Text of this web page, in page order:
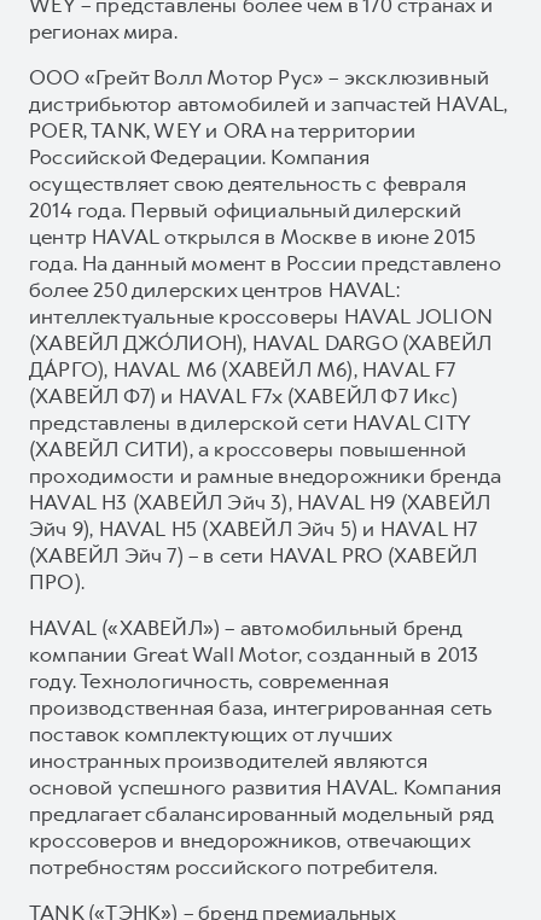
регионах мира.
ООО «Грейт Волл Мотор Рус» – эксклюзивный
дистрибьютор автомобилей и запчастей HAVAL,
POER, TANK, WEY и ORA на территории
Российской Федерации. Компания
осуществляет свою деятельность с февраля
2014 года. Первый официальный дилерский
центр HAVAL открылся в Москве в июне 2015
года. На данный момент в России представлено
более 250 дилерских центров HAVAL:
интеллектуальные кроссоверы HAVAL JOLION
(ХАВЕЙЛ ДЖО́ЛИОН), HAVAL DARGO (ХАВЕЙЛ
ДА́РГО), HAVAL М6 (ХАВЕЙЛ M6), HAVAL F7
(ХАВЕЙЛ Ф7) и HAVAL F7x (ХАВЕЙЛ Ф7 Икс)
представлены в дилерской сети HAVAL CITY
(ХАВЕЙЛ СИТИ), а кроссоверы повышенной
проходимости и рамные внедорожники бренда
HAVAL H3 (ХАВЕЙЛ Эйч 3), HAVAL H9 (ХАВЕЙЛ
Эйч 9), HAVAL H5 (ХАВЕЙЛ Эйч 5) и HAVAL H7
(ХАВЕЙЛ Эйч 7) – в сети HAVAL PRO (ХАВЕЙЛ
ПРО).
HAVAL («ХАВЕЙЛ») – автомобильный бренд
компании Great Wall Motor, созданный в 2013
году. Технологичность, современная
производственная база, интегрированная сеть
поставок комплектующих от лучших
иностранных производителей являются
основой успешного развития HAVAL. Компания
предлагает сбалансированный модельный ряд
кроссоверов и внедорожников, отвечающих
потребностям российского потребителя.
TANK («ТЭНК») – бренд премиальных